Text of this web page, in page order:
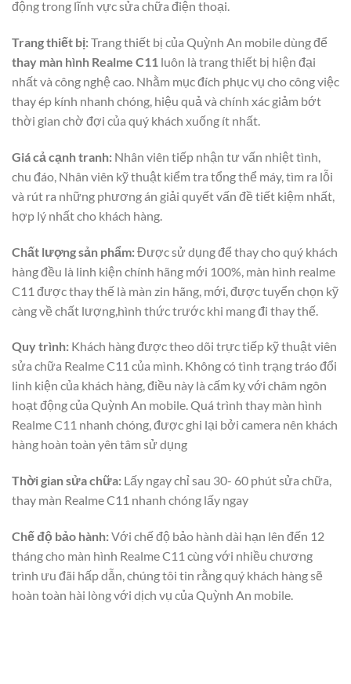
động trong lĩnh vực sửa chữa điện thoại.
Trang thiết bị:Trang thiết bị của Quỳnh An mobile dùng để
thay màn hình Realme C11 luôn là trang thiết bị hiện đại
nhất và công nghệ cao. Nhằm mục đích phục vụ cho công việc
thay ép kính nhanh chóng, hiệu quả và chính xác giảm bớt
thời gian chờ đợi của quý khách xuống ít nhất.
Giá cả cạnh tranh: Nhân viên tiếp nhận tư vấn nhiệt tình,
chu đáo, Nhân viên kỹ thuật kiểm tra tổng thể máy, tìm ra lỗi
và rút ra những phương án giải quyết vấn đề tiết kiệm nhất,
hợp lý nhất cho khách hàng.
Chất lượng sản phẩm:Được sử dụng để thay cho quý khách
hàng đều là linh kiện chính hãng mới 100%, màn hình realme
C11 được thay thế là màn zin hãng, mới, được tuyển chọn kỹ
càng về chất lượng,hình thức trước khi mang đi thay thế.
Quy trình: Khách hàng được theo dõi trực tiếp kỹ thuật viên
sửa chữa Realme C11 của mình. Không có tình trạng tráo đổi
linh kiện của khách hàng, điều này là cấm kỵ với châm ngôn
hoạt động của Quỳnh An mobile. Quá trình thay màn hình
Realme C11 nhanh chóng, được ghi lại bởi camera nên khách
hàng hoàn toàn yên tâm sử dụng
Thời gian sửa chữa: Lấy ngay chỉ sau 30- 60 phút sửa chữa,
thay màn Realme C11 nhanh chóng lấy ngay
Chế độ bảo hành:Với chế độ bảo hành dài hạn lên đến 12
tháng cho màn hình Realme C11 cùng với nhiều chương
trình ưu đãi hấp dẫn, chúng tôi tin rằng quý khách hàng sẽ
hoàn toàn hài lòng với dịch vụ của Quỳnh An mobile.